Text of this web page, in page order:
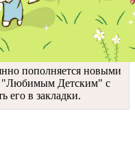
пополняется новыми
"Любимым Детским" с
его в закладки.